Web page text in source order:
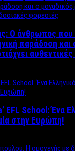
O άνθρωπος
παράδοση και
EFL School: Ένα
στην Ευρώπη!